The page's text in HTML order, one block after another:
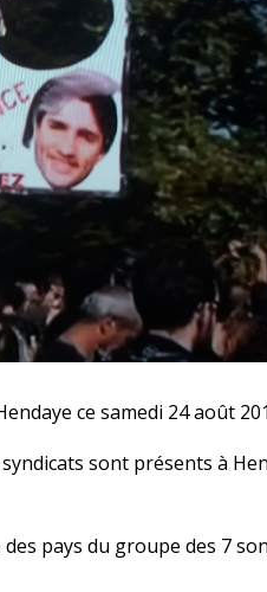
ce samedi 24 août
sont présents à
pays du groupe des 7